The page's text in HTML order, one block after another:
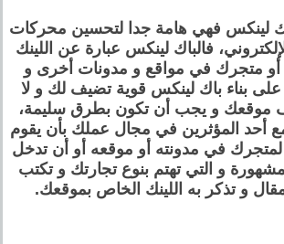
لينكس فهي هامة جدا لتحسين محركات
فالباك لينكس عبارة عن اللينك
أو متجرك في مواقع و مدونات أخرى و
بناء باك لينكس قوية تضيف لك و لا
و يجب أن تكون بطرق سليمة،
أحد المؤثرين في مجال عملك بأن يقوم
في مدونته أو موقعه أو أن تدخل
و التي تهتم بنوع تجارتك و تكتب
و تذكر به اللينك الخاص بموقعك.